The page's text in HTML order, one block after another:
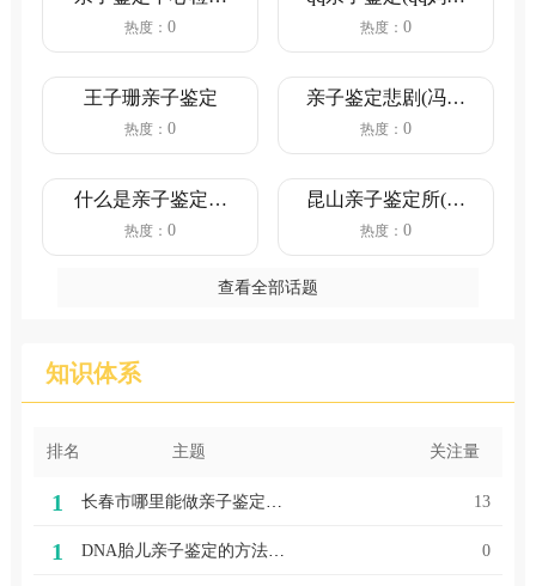
书写(亲子鉴定是检
热度：0
主人公叫亲子鉴定)
热度： 0
王子珊亲子鉴定
热度：0
亲子鉴定悲剧(冯绍
峰做亲子鉴定)
热度： 0
什么是亲子鉴定亲
子鉴定分为哪几种
热度：0
昆山亲子鉴定所(昆
山中医院可以做亲
热度： 0
查看全部话题
知识体系
排名 主题 关注量
1 长春市哪里能做亲子鉴定(哪里可以做亲子鉴定,多少钱) 13
1 DNA胎儿亲子鉴定的方法有哪些（亲子鉴定流程及注意事项） 0